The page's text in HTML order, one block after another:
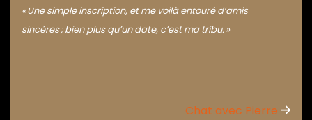
« Une simple inscription, et me voilà entouré d’amis
sincères ; bien plus qu’un date, c’est ma tribu. »
Chat avec Pierre